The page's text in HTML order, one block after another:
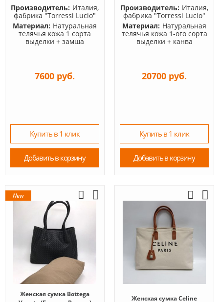
Производитель: Италия,
фабрика "Torressi Lucio"
Материал: Натуральная
телячья кожа 1 сорта
выделки + замша
7600 руб.
Купить в 1 клик
Добавить в корзину
Производитель: Италия,
фабрика "Torressi Lucio"
Материал: Натуральная
телячья кожа 1-ого сорта
выделки + канва
20700 руб.
Купить в 1 клик
Добавить в корзину
New
Женская сумка Bottega
Женская сумка Celine